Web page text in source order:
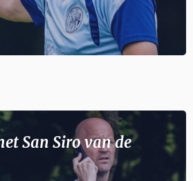
San Siro van de